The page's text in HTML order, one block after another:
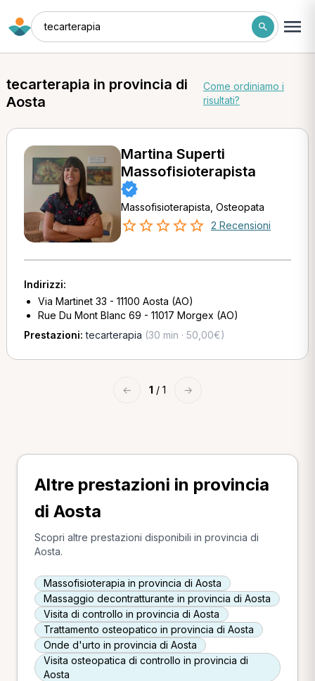
tecarterapia
tecarterapia in provincia di
Aosta
Come ordiniamo i
risultati?
Martina Superti
Massofisioterapista
Massofisioterapista, Osteopata
2 Recensioni
Indirizzi:
Via Martinet 33 - 11100 Aosta (AO)
Rue Du Mont Blanc 69 - 11017 Morgex (AO)
Prestazioni:tecarterapia (30 min · 50,00€)
← 1 / 1 →
Altre prestazioni in provincia
di Aosta
Scopri altre prestazioni disponibili in provincia di
Aosta.
Massofisioterapia in provincia di Aosta
Massaggio decontratturante in provincia di Aosta
Visita di controllo in provincia di Aosta
Trattamento osteopatico in provincia di Aosta
Onde d'urto in provincia di Aosta
Visita osteopatica di controllo in provincia di
Aosta